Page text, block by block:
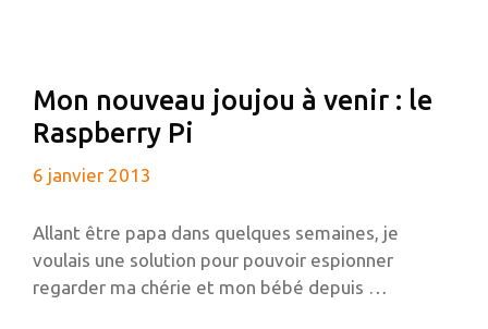
Mon nouveau joujou à venir : le
Raspberry Pi
6 janvier 2013
Allant être papa dans quelques semaines, je
voulais une solution pour pouvoir espionner
regarder ma chérie et mon bébé depuis …